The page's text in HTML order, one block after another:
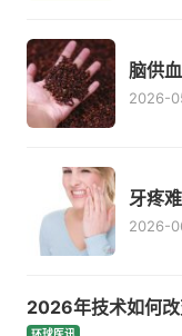
脑供
2026-
牙疼
2026-
2026年技术如何